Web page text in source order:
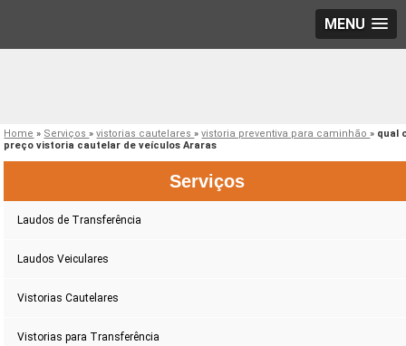
MENU
Home » Serviços»vistorias cautelares»vistoria preventiva para caminhão» qual
preço vistoria cautelar de veículos Araras
Serviços
Laudos de Transferência
Laudos Veiculares
Vistorias Cautelares
Vistorias para Transferência